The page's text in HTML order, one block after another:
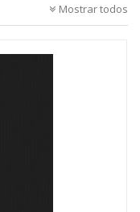
Mostrar todos